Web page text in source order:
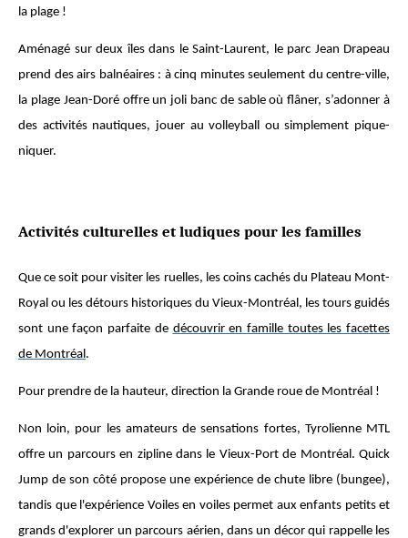
la plage !
Aménagé sur deux îles dans le Saint-Laurent, le parc Jean Drapeau
prend des airs balnéaires : à cinq minutes seulement du centre-ville,
la plage Jean-Doré offre un joli banc de sable où flâner, s’adonner à
des activités nautiques, jouer au volleyball ou simplement pique-
niquer.
Activités culturelles et ludiques pour les familles
Que ce soit pour visiter les ruelles, les coins cachés du Plateau Mont-
Royal ou les détours historiques du Vieux-Montréal, les tours guidés
sont une façon parfaite de découvrir en famille toutes les facettes
de Montréal.
Pour prendre de la hauteur, direction la Grande roue de Montréal !
Non loin, pour les amateurs de sensations fortes, Tyrolienne MTL
offre un parcours en zipline dans le Vieux-Port de Montréal. Quick
Jump de son côté propose une expérience de chute libre (bungee),
tandis que l'expérience Voiles en voiles permet aux enfants petits et
grands d'explorer un parcours aérien, dans un décor qui rappelle les